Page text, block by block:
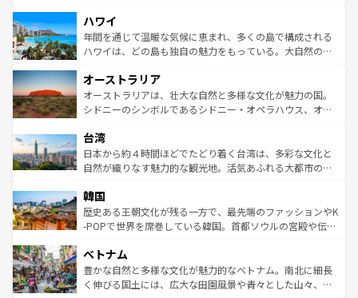
ば市内交通費無料で観光を楽しむこともできる。 なお、新
着のスイス情報はコンテンツ一覧 を参照してほしい。
のような巨大都市は、観光、ショッピング、エンターテイ
ンメントが詰まった刺激的なスポットだ。一方、アメリカ
西部には大自然が広がり、グランドキャニオンやイエロー
部のニューオーリンズでは、音楽と美食が融合した独特の
文化が魅力。旅行者はアメリカの各地域で異なる魅力を楽
しみながら、その多様性と豊かな歴史を感じることができ
ならではの贅沢な旅のスタイルだ。 なお、新着のアメリカ
情報はコンテンツ一覧を参照してほしい。
ハワイ
年間を通じて温暖な気候に恵まれ、多くの島で構成される
ハワイは、どの島も独自の魅力をもっている。大自然の神
ワイ島は見逃せない。また、定番の観光地といえばオアフ
島だが、静かな自然を求めるならマウイ島やカウアイ島が
おすすめ。エメラルドグリーンに輝く海をはじめ、豊かな
れるおもてなしの心で訪れる人々を迎えてくれるハワイの
人々、おいしいローカルフードやハワイアンミュージッ
ク、伝統的なフラダンスなど、すべてがハワイの魅力を彩
ワイを、存分に味わってほしい。 なお、新着のハワイ情報
はコンテンツ一覧を参照してほしい。
オーストラリア
オーストラリアは、壮大な自然と多様な文化が魅力の国。
シドニーのシンボルであるシドニー・オペラハウス、オー
リアリーフや大陸中央部にそびえるウルル（エアーズロッ
ク）、タスマニアの美しい原生林やケアンズの熱帯雨林な
ど、見どころがたくさん。また、カフェやワイン、オージ
いる。アクティビティも充実しており、サーフィンやダイ
ビング、ハイキングなど、アウトドア好きにはたまらな
い。オーストラリアの多彩な魅力を存分に味わいつくそ
参照してほしい。
台湾
日本から約４時間ほどでたどり着く台湾は、多彩な文化と
自然が織りなす魅力的な観光地。活気あふれる大都市の台
ン）、静ひつな山岳地帯である台湾東部など、都市の喧騒
と山間の静けさが共存しており、訪れる人に新しい発見と
驚きをもたらしてくれる。また、奥深い台湾の食文化も魅
容にもいいと評判のスイーツなど、バラエティ豊かな料理
が味わえる。 なお、新着の台湾情報は コンテンツ一覧を参
照してほしい。
韓国
歴史ある王朝文化が残る一方で、最先端のファッションやK
-POPで世界を席巻している韓国。首都ソウルの宮殿や伝統
き、地方に足を延ばせば四季折々の自然美を楽しむことが
できる。そして、キムチや焼肉、絶品のストリートフード
まで、さまざまな韓国料理が待っている。夜には、韓国な
ベトナム
豊かな自然と多様な文化が魅力的なベトナム。南北に細長
く伸びる国土には、広大な田園風景や青々とした山々、世